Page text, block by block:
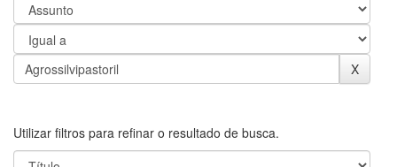
Utilizar filtros para refinar o resultado de busca.